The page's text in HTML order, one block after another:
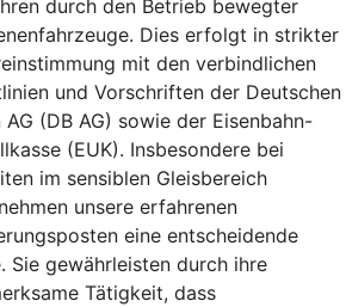
durch den Betrieb bewegter
Dies erfolgt in strikter
mit den verbindlichen
und Vorschriften der Deutschen
AG (DB AG) sowie der Eisenbahn-
(EUK). Insbesondere bei
im sensiblen Gleisbereich
unsere erfahrenen
eine entscheidende
Sie gewährleisten durch ihre
Tätigkeit, dass